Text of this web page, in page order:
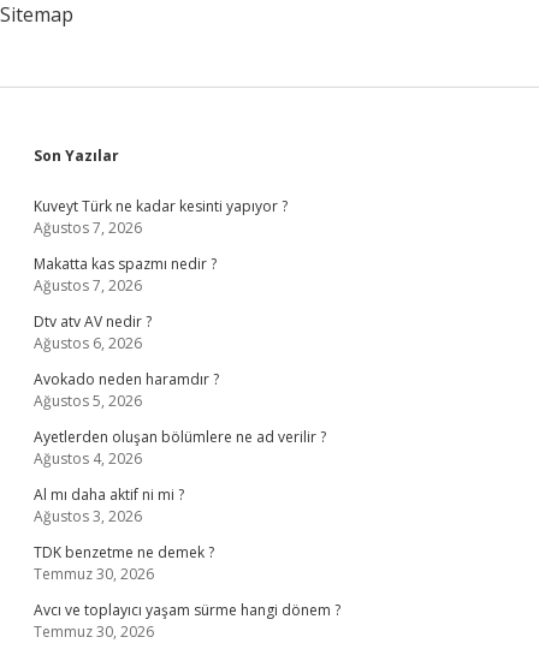
Sitemap
Sidebar
Son Yazılar
Kuveyt Türk ne kadar kesinti yapıyor ?
Ağustos 7, 2026
Makatta kas spazmı nedir ?
Ağustos 7, 2026
Dtv atv AV nedir ?
Ağustos 6, 2026
Avokado neden haramdır ?
Ağustos 5, 2026
Ayetlerden oluşan bölümlere ne ad verilir ?
Ağustos 4, 2026
Al mı daha aktif ni mi ?
Ağustos 3, 2026
TDK benzetme ne demek ?
Temmuz 30, 2026
Avcı ve toplayıcı yaşam sürme hangi dönem ?
Temmuz 30, 2026